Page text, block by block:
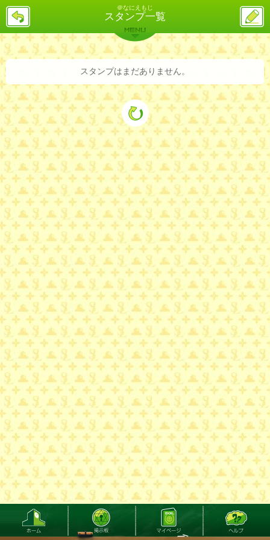
＠なにえもじ
スタンプ一覧
戻
ス
投
稿
バックナンバー 詳細検索 ランキング
MENU
スタンプはまだありません。